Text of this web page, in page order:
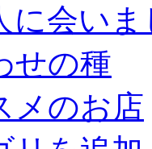
に会いま
せの種
メのお店